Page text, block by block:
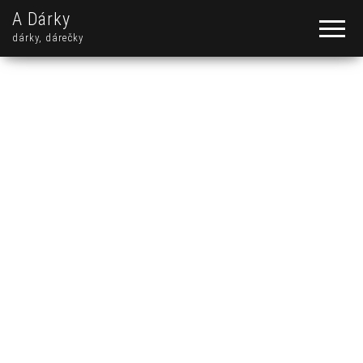
A Dárky
dárky, dárečky